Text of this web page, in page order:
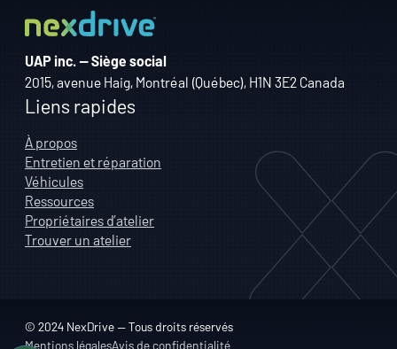
UAP inc. — Siège social
2015, avenue Haig, Montréal (Québec), H1N 3E2 Canada
Liens rapides
À propos
Entretien et réparation
Véhicules
Ressources
Propriétaires d’atelier
Trouver un atelier
© 2024 NexDrive — Tous droits réservés
Mentions légalesAvis de confidentialité